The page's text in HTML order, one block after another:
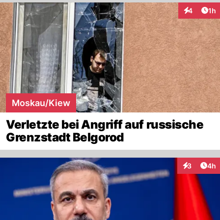
4 1h
Moskau/Kiew
Verletzte bei Angriff auf russische
Grenzstadt Belgorod
3 4h